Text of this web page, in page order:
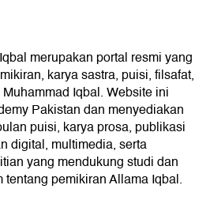
merupakan portal resmi yang
karya sastra, puisi, filsafat,
Iqbal. Website ini
Pakistan dan menyediakan
puisi, karya prosa, publikasi
digital, multimedia, serta
yang mendukung studi dan
pemikiran Allama Iqbal.